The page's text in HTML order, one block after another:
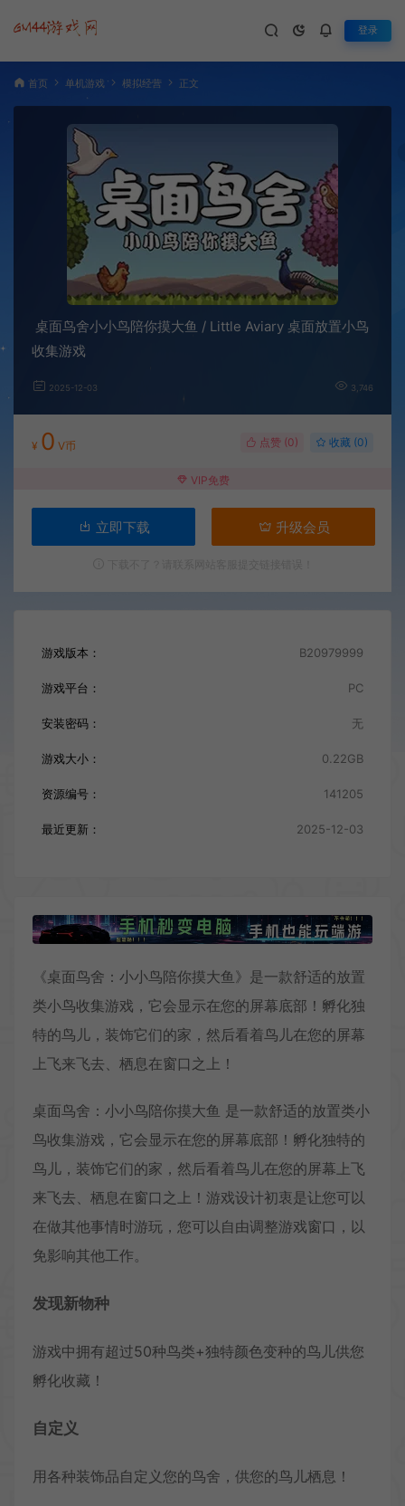
登录
首页 单机游戏 模拟经营 正文
桌面鸟舍小小鸟陪你摸大鱼 / Little Aviary 桌面放置小鸟
收集游戏
2025-12-03 3,746
¥ 0 V币 点赞 (0) 收藏 (0)
VIP免费
立即下载 升级会员
游戏版本： B20979999
游戏平台： PC
安装密码： 无
游戏大小： 0.22GB
资源编号： 141205
最近更新： 2025-12-03
《桌面鸟舍：小小鸟陪你摸大鱼》是一款舒适的放置
类小鸟收集游戏，它会显示在您的屏幕底部！孵化独
特的鸟儿，装饰它们的家，然后看着鸟儿在您的屏幕
上飞来飞去、栖息在窗口之上！
桌面鸟舍：小小鸟陪你摸大鱼 是一款舒适的放置类小
鸟收集游戏，它会显示在您的屏幕底部！孵化独特的
鸟儿，装饰它们的家，然后看着鸟儿在您的屏幕上飞
来飞去、栖息在窗口之上！游戏设计初衷是让您可以
在做其他事情时游玩，您可以自由调整游戏窗口，以
免影响其他工作。
发现新物种
游戏中拥有超过50种鸟类+独特颜色变种的鸟儿供您
孵化收藏！
自定义
用各种装饰品自定义您的鸟舍，供您的鸟儿栖息！